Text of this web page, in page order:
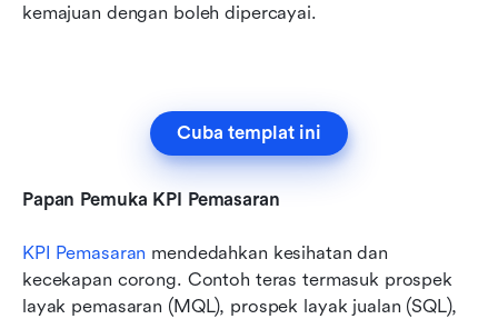
kemajuan dengan boleh dipercayai.
Cuba templat ini
Papan Pemuka KPI Pemasaran
KPI Pemasaran mendedahkan kesihatan dan
kecekapan corong. Contoh teras termasuk prospek
layak pemasaran (MQL), prospek layak jualan (SQL),